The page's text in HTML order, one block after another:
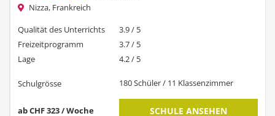
Nizza, Frankreich
Qualität des Unterrichts
3.9 / 5
Freizeitprogramm
3.7 / 5
Lage
4.2 / 5
Schulgrösse 180 Schüler / 11 Klassenzimmer
ab CHF 323 / Woche SCHULE ANSEHEN